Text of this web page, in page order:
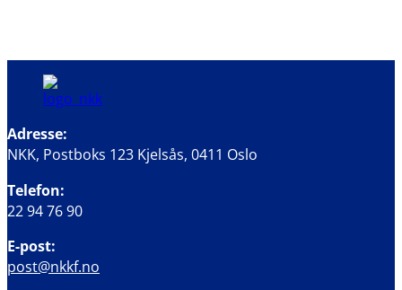
Adresse:
NKK, Postboks 123 Kjelsås, 0411 Oslo
Telefon:
22 94 76 90
E-post:
post@nkkf.no